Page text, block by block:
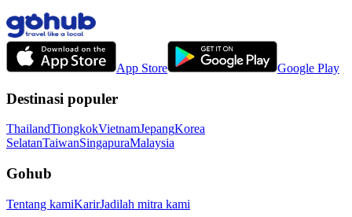
App Store Google Play
Destinasi populer
ThailandTiongkokVietnamJepangKorea
SelatanTaiwanSingapuraMalaysia
Gohub
Tentang kamiKarirJadilah mitra kami